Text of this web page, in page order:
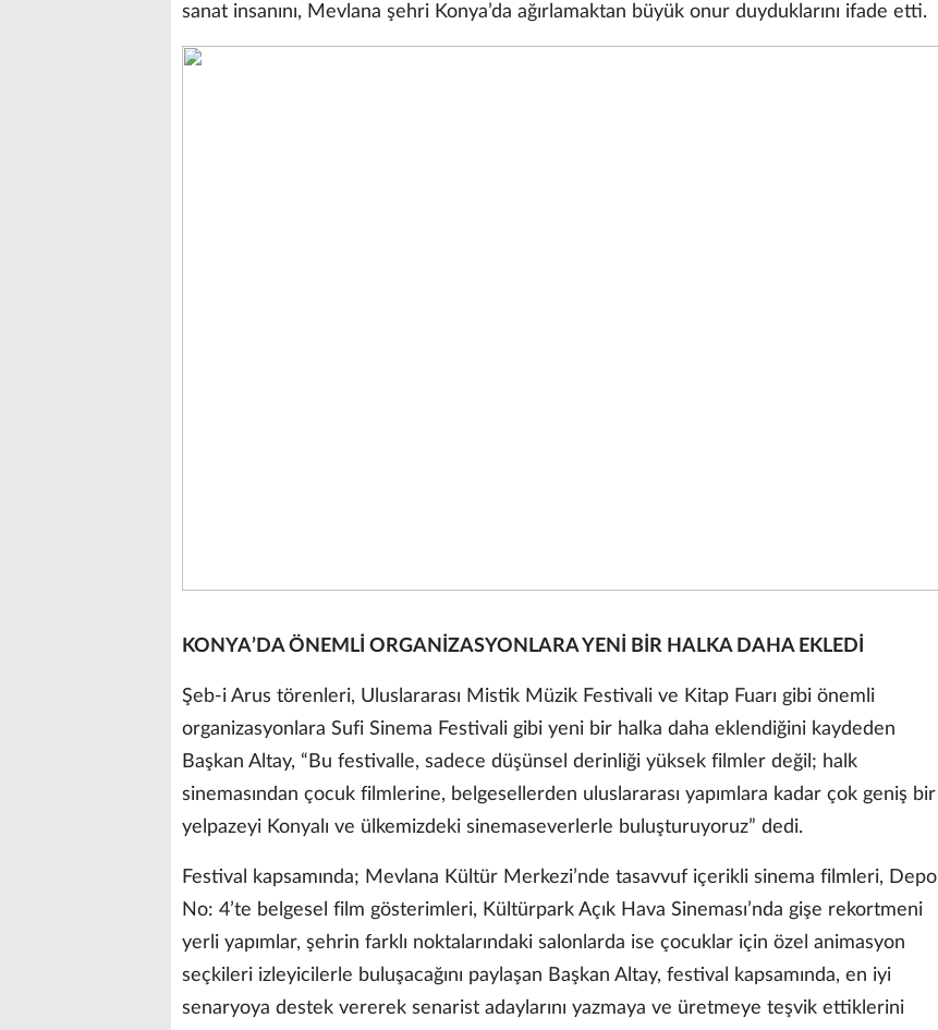
sanat insanını, Mevlana şehri Konya’da ağırlamaktan büyük onur duyduklarını ifade etti.
KONYA’DA ÖNEMLİ ORGANİZASYONLARA YENİ BİR HALKA DAHA EKLEDİ
Şeb-i Arus törenleri, Uluslararası Mistik Müzik Festivali ve Kitap Fuarı gibi önemli
organizasyonlara Sufi Sinema Festivali gibi yeni bir halka daha eklendiğini kaydeden
Başkan Altay, “Bu festivalle, sadece düşünsel derinliği yüksek filmler değil; halk
sinemasından çocuk filmlerine, belgesellerden uluslararası yapımlara kadar çok geniş bir
yelpazeyi Konyalı ve ülkemizdeki sinemaseverlerle buluşturuyoruz” dedi.
Festival kapsamında; Mevlana Kültür Merkezi’nde tasavvuf içerikli sinema filmleri, Depo
No: 4’te belgesel film gösterimleri, Kültürpark Açık Hava Sineması’nda gişe rekortmeni
yerli yapımlar, şehrin farklı noktalarındaki salonlarda ise çocuklar için özel animasyon
seçkileri izleyicilerle buluşacağını paylaşan Başkan Altay, festival kapsamında, en iyi
senaryoya destek vererek senarist adaylarını yazmaya ve üretmeye teşvik ettiklerini